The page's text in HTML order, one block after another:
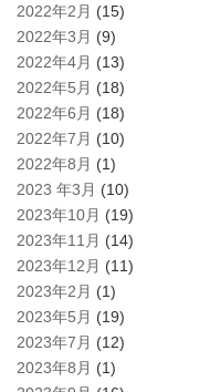
2022年2月 (15)
2022年3月 (9)
2022年4月 (13)
2022年5月 (18)
2022年6月 (18)
2022年7月 (10)
2022年8月 (1)
2023 年3月 (10)
2023年10月 (19)
2023年11月 (14)
2023年12月 (11)
2023年2月 (1)
2023年5月 (19)
2023年7月 (12)
2023年8月 (1)